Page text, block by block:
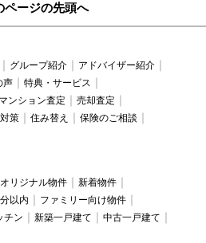
ページの先頭へ
グループ紹介
アドバイザー紹介
声
特典・サービス
マンション査定
売却査定
策 住み替え
保険のご相談
オリジナル物件
新着物件
以内
ファミリー向け物件
チン 新築一戸建て
中古一戸建て